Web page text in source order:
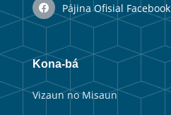
Pájina Ofisial Facebook
Kona-bá
Vizaun no Misaun